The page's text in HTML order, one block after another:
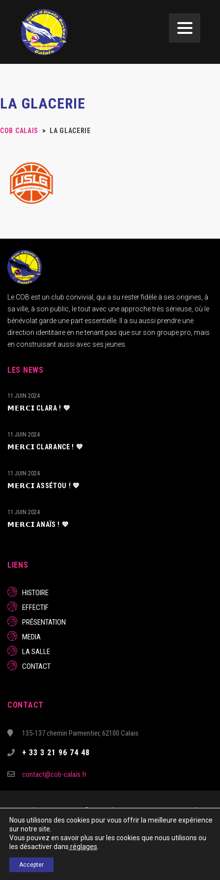
LA GLACERIE
COB CALAIS > LA GLACERIE
Le COB est un club convivial, qui a su rester fidèle à ses origines, à
sa ville, à son public, le tout avec une approche très sérieuse, où le
bénévolat garde une part essentielle. Il a su aussi prendre une
direction identitaire en ne tenant pas que sur son groupe pro, mais
en construisant aussi avec ses jeunes.
LES NEWS
𝗠𝗘𝗥𝗖𝗜 CLARA ! 💙
11 JUIN 2024
𝗠𝗘𝗥𝗖𝗜 CLARANCE ! 💙
11 JUIN 2024
𝗠𝗘𝗥𝗖𝗜 ASSÉTOU ! 💙
11 JUIN 2024
𝗠𝗘𝗥𝗖𝗜 ANAÏS ! 💙
11 JUIN 2024
LIENS
HISTOIRE
EFFECTIF
PRÉSENTATION
MEDIA
LA SALLE
CONTACT
CONTACT
135-137 chemin Parmentier, 62100 Calais
+ 33 3 21 96 74 48
contact@cob-calais.fr
Copyright & Copies – 2021 © COTE D’OPALE CALAIS BASKET - Tous droits
réservés
Site réalisé par Kechkiya
Nous utilisons des cookies pour vous offrir la meilleure expérience
sur notre site.
Vous pouvez en savoir plus sur les cookies que nous utilisons ou
les désactiver dans réglages
Accepter